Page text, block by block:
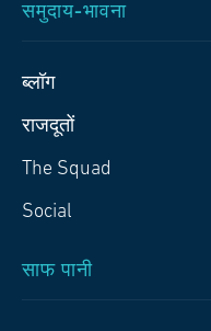
समुदाय-भावना
ब्लॉग
राजदूतों
The Squad
Social
साफ पानी